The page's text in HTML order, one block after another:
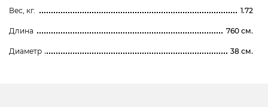
Вес, кг. 1.72
Длина 760 см.
Диаметр 38 см.